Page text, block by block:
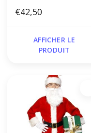
€42,50
AFFICHER LE
PRODUIT